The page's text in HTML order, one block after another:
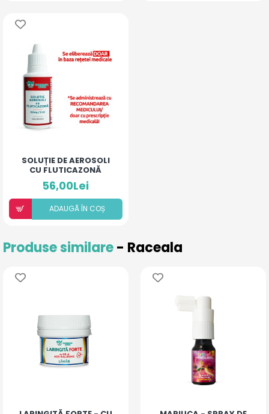
SOLUȚIE DE AEROSOLI
CU FLUTICAZONĂ
(20ML)
56,00Lei
ADAUGÃ ÎN COȘ
Produse similare- Raceala